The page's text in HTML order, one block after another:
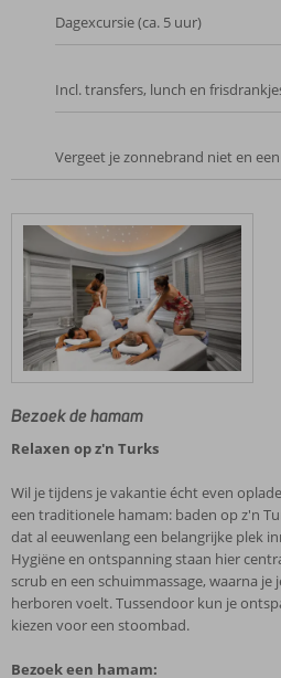
Dagexcursie (ca. 5 uur)
Incl. transfers, lunch en
Vergeet je zonnebrand niet en
Bezoek de hamam
Relaxen op z'n Turks
Wil je tijdens je vakantie écht even
een traditionele hamam: baden op z'n
dat al eeuwenlang een belangrijke plek
Hygiëne en ontspanning staan hier
scrub en een schuimmassage, waarna je
herboren voelt. Tussendoor kun je
kiezen voor een stoombad.
Bezoek een hamam: